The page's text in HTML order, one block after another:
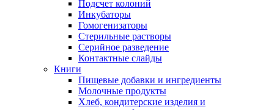
Подсчет колоний
Инкубаторы
Гомогенизаторы
Стерильные растворы
Серийное разведение
Контактные слайды
Книги
Пищевые добавки и ингредиенты
Молочные продукты
Хлеб, кондитерские изделия и